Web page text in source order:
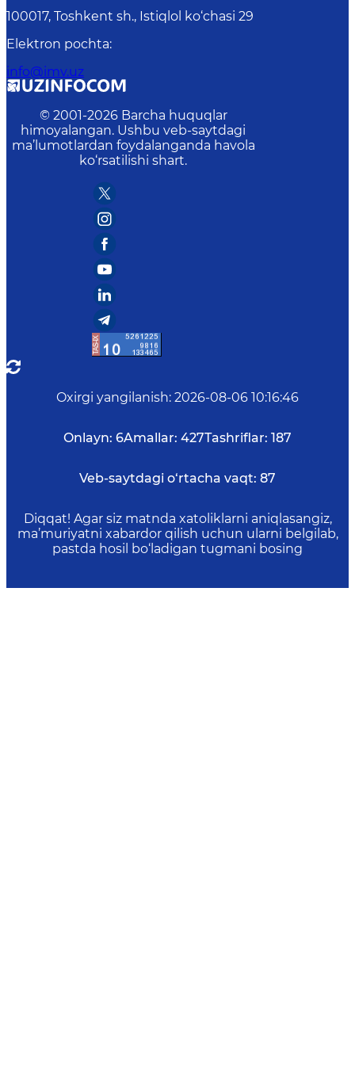
100017, Toshkent sh., Istiqlol ko‘chasi 29
Elektron pochta:
info@imv.uz
© 2001-2026 Barcha huquqlar
himoyalangan. Ushbu veb-saytdagi
ma’lumotlardan foydalanganda havola
ko‘rsatilishi shart.
Oxirgi yangilanish: 2026-08-06 10:16:46
Onlayn: 6Amallar: 427Tashriflar: 187
Veb-saytdagi o‘rtacha vaqt: 87
Diqqat! Agar siz matnda xatoliklarni aniqlasangiz,
ma’muriyatni xabardor qilish uchun ularni belgilab,
pastda hosil bo‘ladigan tugmani bosing